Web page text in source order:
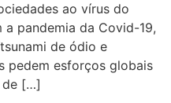
ao vírus do
a pandemia da Covid-19,
de ódio e
pedem esforços globais
de […]